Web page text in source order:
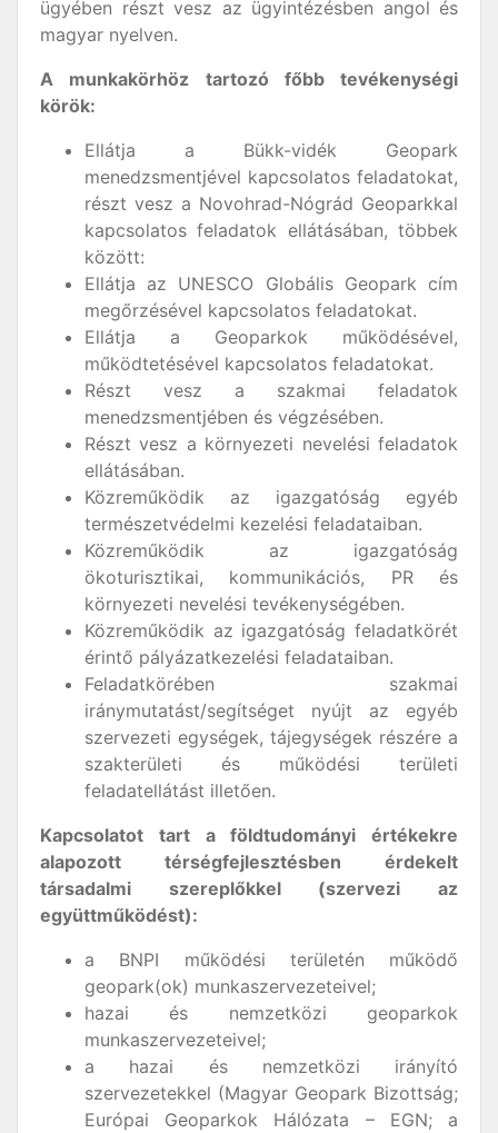
ügyében részt vesz az ügyintézésben angol és
magyar nyelven.
A munkakörhöz tartozó főbb tevékenységi
körök:
Ellátja a Bükk-vidék Geopark
menedzsmentjével kapcsolatos feladatokat,
részt vesz a Novohrad-Nógrád Geoparkkal
kapcsolatos feladatok ellátásában, többek
között:
Ellátja az UNESCO Globális Geopark cím
megőrzésével kapcsolatos feladatokat.
Ellátja a Geoparkok működésével,
működtetésével kapcsolatos feladatokat.
Részt vesz a szakmai feladatok
menedzsmentjében és végzésében.
Részt vesz a környezeti nevelési feladatok
ellátásában.
Közreműködik az igazgatóság egyéb
természetvédelmi kezelési feladataiban.
Közreműködik az igazgatóság
ökoturisztikai, kommunikációs, PR és
környezeti nevelési tevékenységében.
Közreműködik az igazgatóság feladatkörét
érintő pályázatkezelési feladataiban.
Feladatkörében szakmai
iránymutatást/segítséget nyújt az egyéb
szervezeti egységek, tájegységek részére a
szakterületi és működési területi
feladatellátást illetően.
Kapcsolatot tart a földtudományi értékekre
alapozott térségfejlesztésben érdekelt
társadalmi szereplőkkel (szervezi az
együttműködést):
a BNPI működési területén működő
geopark(ok) munkaszervezeteivel;
hazai és nemzetközi geoparkok
munkaszervezeteivel;
a hazai és nemzetközi irányító
szervezetekkel (Magyar Geopark Bizottság;
Európai Geoparkok Hálózata – EGN; a